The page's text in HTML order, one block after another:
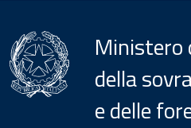
Ministero
della
e delle